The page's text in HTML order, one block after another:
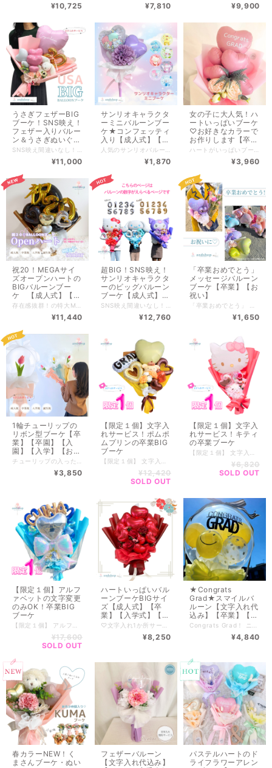
い】BIGバルーン
¥10,725 ¥7,810 ¥9,900
うさぎフェザーBIG
ブーケ！SNS映え！
フェザー入りバルー
ン＆うさぎぬいぐる
み【成人式】【卒
ーケ】【誕生日祝
い】BIGバルーン
¥11,000
サンリオキャラクタ
ーミニバルーンブー
ケ★コンフェッティ
入り【成人式】【卒
業】【入学式】【ブ
¥1,870
女の子に大人気！ハ
ートいっぱいブーケ
♡お好きなカラーで
お作りします【卒
業】【卒園】【入
¥3,960
祝20！MEGAサイ
ズオープンハートの
BIGバルーンブー
ケ 【成人式】【卒
業】【入学式】【ブ
い】BIGバルーン
¥11,440
超BIG！SNS映え！
サンリオキャラクタ
ーのビッグバルーン
ブーケ【成人式】
【卒業】【入学式】
祝い】BIGバルーン
¥12,760
「卒業おめでとう」
メッセージバルーン
ブーケ【卒業】【お
祝い】
¥1,650
1輪チューリップの
リボン型ブーケ【卒
業】【卒園】【入
園】【入学】【お祝
い】
¥3,850
【限定１個】文字入
れサービス！ポムポ
ムプリンの卒業BIG
ブーケ
¥12,420
SOLD OUT
【限定１個】文字入
れサービス！キティ
の卒業ブーケ
¥6,820
SOLD OUT
【限定１個】アルフ
ァベットの文字変更
のみOK！卒業BIG
ブーケ
¥17,600
SOLD OUT
ハートいっぱいバル
ーンブーケBIGサイ
ズ【成人式】【卒
業】【入学式】【ブ
ーケ】【誕生日祝
¥8,250
★Congrats
Grad★スマイルバ
ルーン【文字入れ代
込み】【卒業】【卒
園】【お祝い】
¥4,840
春カラーNEW！く
まさんブーケ・ぬい
フェザーバルーン
【文字入れ代込み】
パステルハートのド
ライフラワーアレン